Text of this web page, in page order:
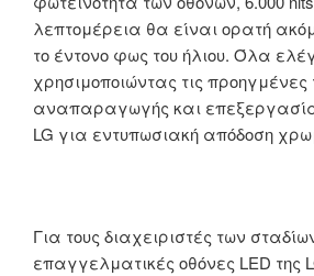
λεπτομέρεια θα είναι ορατή
το έντονο φως του ήλιου. Όλα
χρησιμοποιώντας τις προηγμένες
αναπαραγωγής και
LG για εντυπωσιακή απόδοση
Για τους διαχειριστές των
επαγγελματικές οθόνες LED της